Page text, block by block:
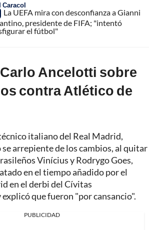
Caracol
La UEFA mira con desconfianza a Gianni
presidente de FIFA; "intentó
el fútbol"
Ancelotti sobre
contra Atlético de
italiano del Real Madrid,
arrepiente de los cambios, al quitar
Vinícius y Rodrygo Goes,
en el tiempo añadido por el
en el derbi del Cívitas
que fueron "por cansancio".
PUBLICIDAD